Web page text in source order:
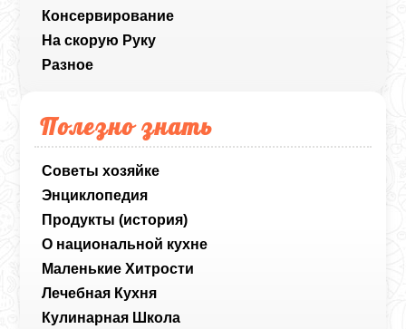
Консервирование
На скорую Руку
Разное
Полезно знать
Советы хозяйке
Энциклопедия
Продукты (история)
О национальной кухне
Маленькие Хитрости
Лечебная Кухня
Кулинарная Школа